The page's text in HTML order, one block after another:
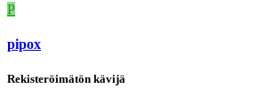
P
pipox
Rekisteröimätön kävijä